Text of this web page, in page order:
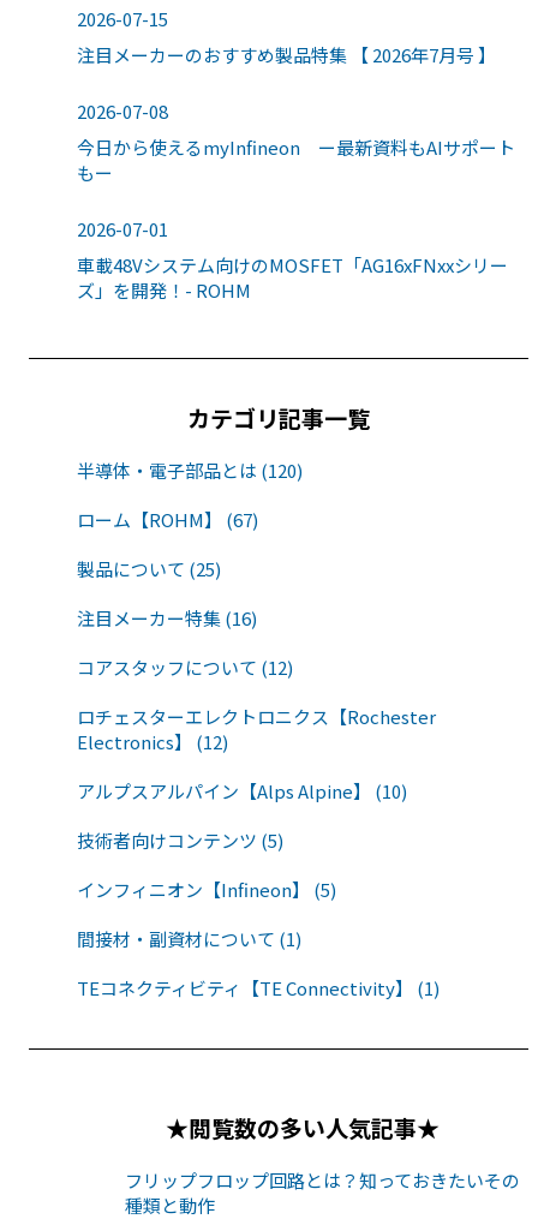
2026-07-15
注目メーカーのおすすめ製品特集 【 2026年7月号 】
2026-07-08
今日から使えるmyInfineon ー最新資料もAIサポート
もー
2026-07-01
車載48Vシステム向けのMOSFET「AG16xFNxxシリー
ズ」を開発！- ROHM
カテゴリ記事一覧
半導体・電子部品とは (120)
ローム【ROHM】 (67)
製品について (25)
注目メーカー特集 (16)
コアスタッフについて (12)
ロチェスターエレクトロニクス【Rochester
Electronics】 (12)
アルプスアルパイン【Alps Alpine】 (10)
技術者向けコンテンツ (5)
インフィニオン【Infineon】 (5)
間接材・副資材について (1)
TEコネクティビティ【TE Connectivity】 (1)
★閲覧数の多い人気記事★
フリップフロップ回路とは？知っておきたいその
種類と動作